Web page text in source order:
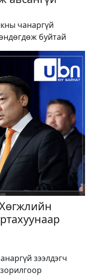
чанаргүй
буйтай
зээлдэгч